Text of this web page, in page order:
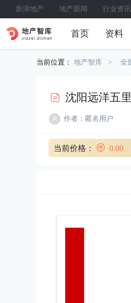
新浪地产 地产新闻 行业资讯
首页 资料
当前位置： 地产智库 全
沈阳远洋五
作者：匿名用户
当前价格： 0.00